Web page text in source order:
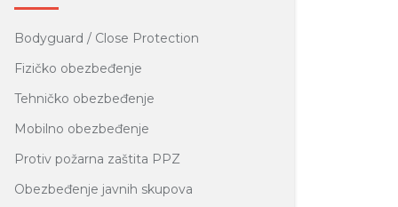
Bodyguard / Close Protection
Fizičko obezbeđenje
Tehničko obezbeđenje
Mobilno obezbeđenje
Protiv požarna zaštita PPZ
Obezbeđenje javnih skupova